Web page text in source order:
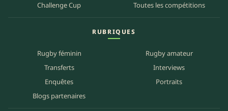
Challenge Cup
Toutes les compétitions
RUBRIQUES
Rugby féminin
Rugby amateur
Transferts
Interviews
Enquêtes
Portraits
Blogs partenaires